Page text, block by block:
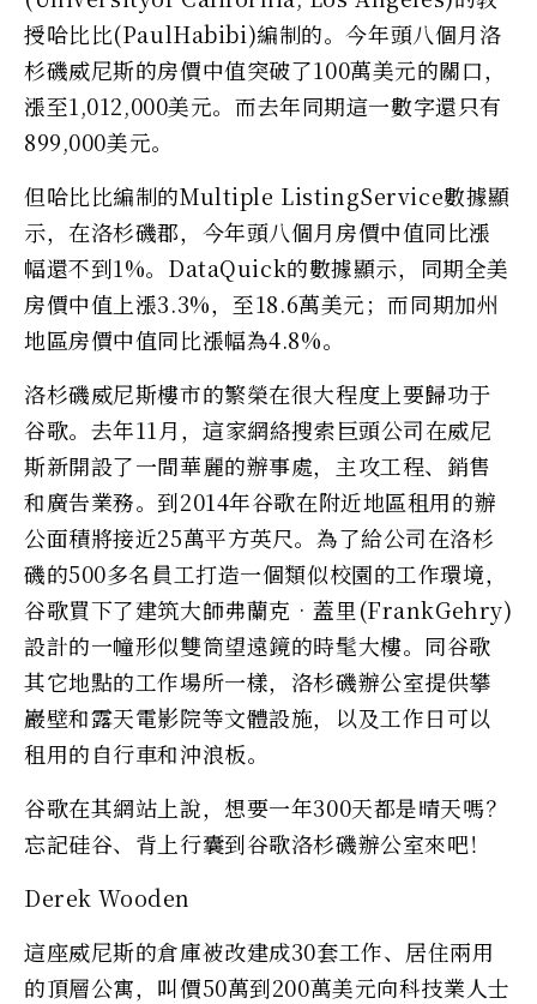
授哈比比(PaulHabibi)編制的。今年頭八個月洛
杉磯威尼斯的房價中值突破了100萬美元的關口，
漲至1,012,000美元。而去年同期這一數字還只有
899,000美元。
但哈比比編制的Multiple ListingService數據顯
示，在洛杉磯郡，今年頭八個月房價中值同比漲
幅還不到1%。DataQuick的數據顯示，同期全美
房價中值上漲3.3%，至18.6萬美元；而同期加州
地區房價中值同比漲幅為4.8%。
洛杉磯威尼斯樓市的繁榮在很大程度上要歸功于
谷歌。去年11月，這家網絡搜索巨頭公司在威尼
斯新開設了一間華麗的辦事處，主攻工程、銷售
和廣告業務。到2014年谷歌在附近地區租用的辦
公面積將接近25萬平方英尺。為了給公司在洛杉
磯的500多名員工打造一個類似校園的工作環境，
谷歌買下了建筑大師弗蘭克•蓋里(FrankGehry)
設計的一幢形似雙筒望遠鏡的時髦大樓。同谷歌
其它地點的工作場所一樣，洛杉磯辦公室提供攀
巖壁和露天電影院等文體設施，以及工作日可以
租用的自行車和沖浪板。
谷歌在其網站上說，想要一年300天都是晴天嗎？
忘記硅谷、背上行囊到谷歌洛杉磯辦公室來吧！
Derek Wooden
這座威尼斯的倉庫被改建成30套工作、居住兩用
的頂層公寓，叫價50萬到200萬美元向科技業人士